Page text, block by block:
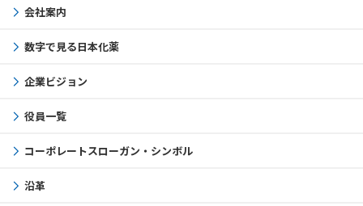
会社案内
数字で見る日本化薬
企業ビジョン
役員一覧
コーポレートスローガン・シンボル
沿革